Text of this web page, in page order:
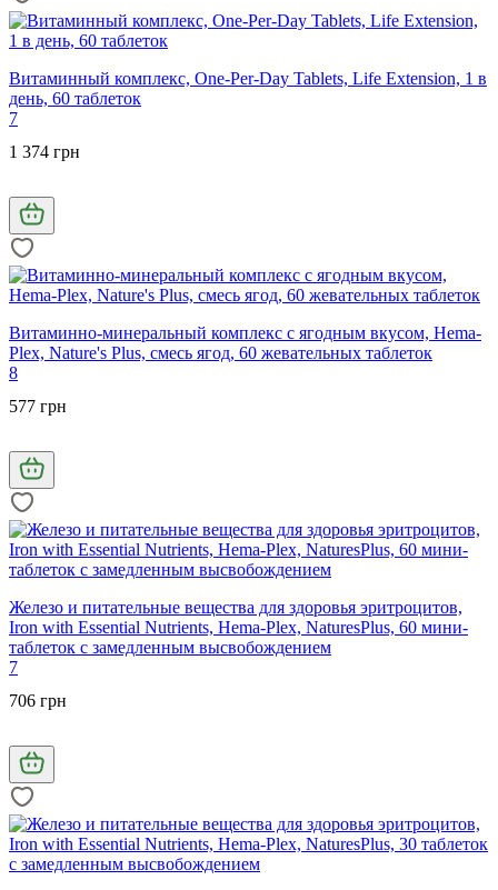
Витаминный комплекс, One-Per-Day Tablets, Life Extension, 1 в
день, 60 таблеток
7
1 374 грн
Витаминно-минеральный комплекс с ягодным вкусом, Hema-
Plex, Nature's Plus, смесь ягод, 60 жевательных таблеток
8
577 грн
Железо и питательные вещества для здоровья эритроцитов,
Iron with Essential Nutrients, Hema-Plex, NaturesPlus, 60 мини-
таблеток с замедленным высвобождением
7
706 грн